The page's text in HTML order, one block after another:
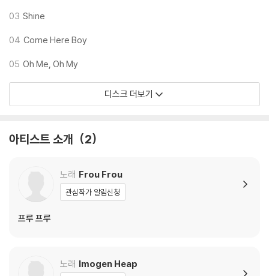
03 Shine
04 Come Here Boy
05 Oh Me, Oh My
디스크 더보기
아티스트 소개 2
노래 Frou Frou
관심작가 알림신청
프루 프루
노래 Imogen Heap